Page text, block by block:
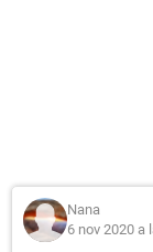
Nana
6 nov 2020 a